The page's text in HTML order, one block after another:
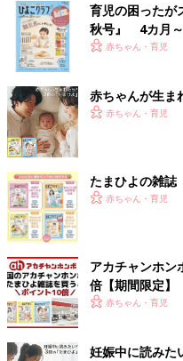
育児の困ったが
秋号』 4カ月～
いっぱい！
赤ちゃん・育児
赤ちゃんが生ま
赤ちゃん・育児
たまひよの雑誌
赤ちゃん・育児
アカチャンホン
倍【期間限定】
赤ちゃん・育児
妊娠中に読みた